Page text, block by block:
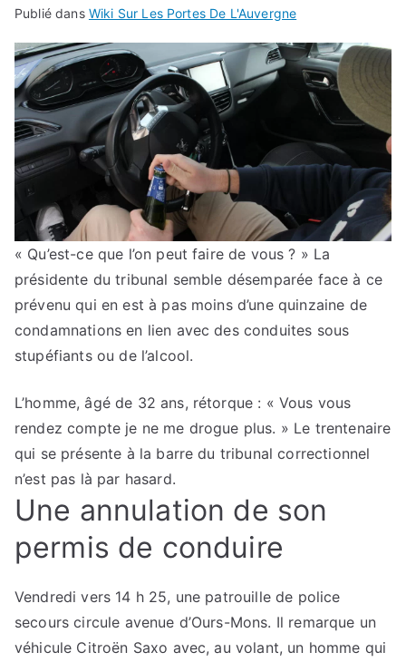
Publié dans Wiki Sur Les Portes De L'Auvergne
« Qu’est-ce que l’on peut faire de vous ? » La
présidente du tribunal semble désemparée face à ce
prévenu qui en est à pas moins d’une quinzaine de
condamnations en lien avec des conduites sous
stupéfiants ou de l’alcool.
L’homme, âgé de 32 ans, rétorque : « Vous vous
rendez compte je ne me drogue plus. » Le trentenaire
qui se présente à la barre du tribunal correctionnel
n’est pas là par hasard.
Une annulation de son
permis de conduire
Vendredi vers 14 h 25, une patrouille de police
secours circule avenue d’Ours-Mons. Il remarque un
véhicule Citroën Saxo avec, au volant, un homme qui